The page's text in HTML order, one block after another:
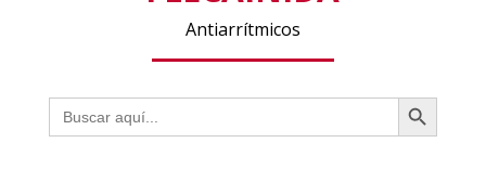
Antiarrítmicos
Buscar: Botón de búsqueda